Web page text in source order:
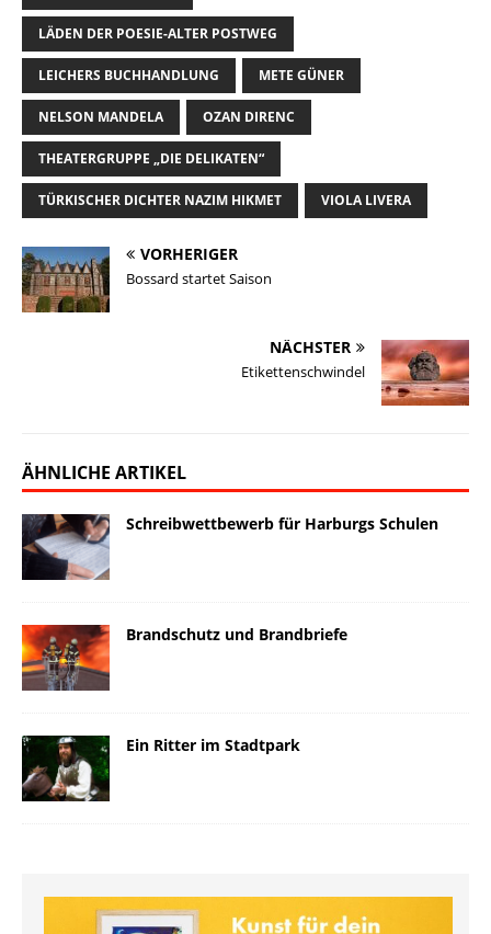
k
n
k
n
LÄDEN DER POESIE-ALTER POSTWEG
LEICHERS BUCHHANDLUNG METE GÜNER
NELSON MANDELA OZAN DIRENC
THEATERGRUPPE „DIE DELIKATEN“
TÜRKISCHER DICHTER NAZIM HIKMET VIOLA LIVERA
VORHERIGER
Bossard startet Saison
NÄCHSTER
Etikettenschwindel
ÄHNLICHE ARTIKEL
Schreibwettbewerb für Harburgs Schulen
Brandschutz und Brandbriefe
Ein Ritter im Stadtpark